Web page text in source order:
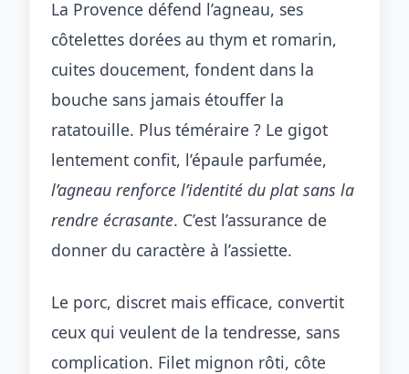
La Provence défend l’agneau, ses
côtelettes dorées au thym et romarin,
cuites doucement, fondent dans la
bouche sans jamais étouffer la
ratatouille. Plus téméraire ? Le gigot
lentement confit, l’épaule parfumée,
l’agneau renforce l’identité du plat sans la
rendre écrasante. C’est l’assurance de
donner du caractère à l’assiette.
Le porc, discret mais efficace, convertit
ceux qui veulent de la tendresse, sans
complication. Filet mignon rôti, côte